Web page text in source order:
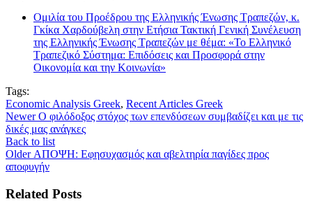
Ομιλία του Προέδρου της Ελληνικής Ένωσης Τραπεζών, κ.
Γκίκα Χαρδούβελη στην Ετήσια Τακτική Γενική Συνέλευση
της Ελληνικής Ένωσης Τραπεζών με θέμα: «Το Ελληνικό
Τραπεζικό Σύστημα: Επιδόσεις και Προσφορά στην
Οικονομία και την Κοινωνία»
Tags:
Economic Analysis Greek, Recent Articles Greek
Newer Ο φιλόδοξος στόχος των επενδύσεων συμβαδίζει και με τις
δικές μας ανάγκες
Back to list
Older ΑΠΟΨΗ: Εφησυχασμός και αβελτηρία παγίδες προς
αποφυγήν
Related Posts